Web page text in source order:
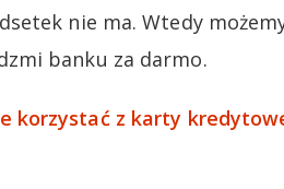
nie ma. Wtedy
banku za darmo.
korzystać z karty